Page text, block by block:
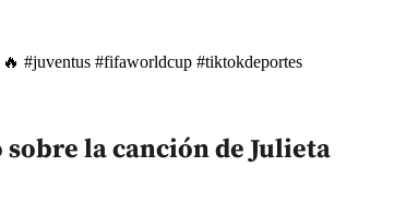
🔥#juventus #fifaworldcup #tiktokdeportes
la canción de Julieta